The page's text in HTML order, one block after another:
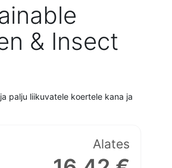
& Insect
palju liikuvatele koertele kana ja
Alates